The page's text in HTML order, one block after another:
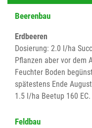
Beerenbau
Erdbeeren
Dosierung: 2.0 l/ha
Pflanzen aber vor dem
Feuchter Boden
spätestens Ende
1.5 l/ha Beetup 160 EC.
Feldbau